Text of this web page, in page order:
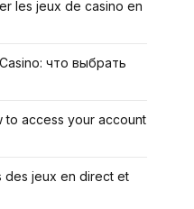
les jeux de casino en
что выбрать
to access your account
des jeux en direct et